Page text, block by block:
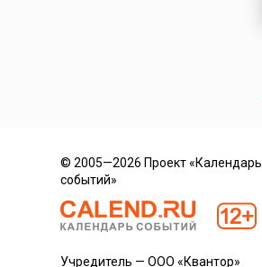
© 2005—2026 Проект «Календарь
событий»
Учредитель — ООО «Квантор»